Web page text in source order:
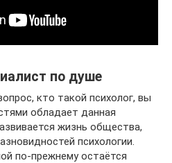
по душе
кто такой психолог, вы
обладает данная
жизнь общества,
психологии.
по-прежнему остаётся